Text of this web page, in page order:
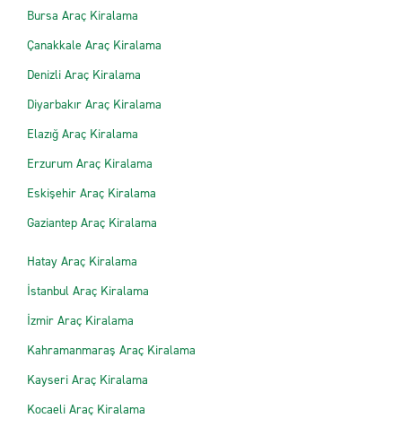
Bursa Araç Kiralama
Çanakkale Araç Kiralama
Denizli Araç Kiralama
Diyarbakır Araç Kiralama
Elazığ Araç Kiralama
Erzurum Araç Kiralama
Eskişehir Araç Kiralama
Gaziantep Araç Kiralama
Hatay Araç Kiralama
İstanbul Araç Kiralama
İzmir Araç Kiralama
Kahramanmaraş Araç Kiralama
Kayseri Araç Kiralama
Kocaeli Araç Kiralama